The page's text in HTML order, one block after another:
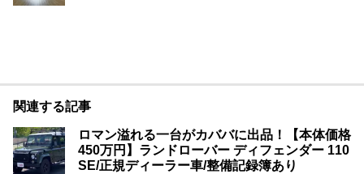
関連する記事
ロマン溢れる一台がカババに出品！【本体価格
450万円】ランドローバー ディフェンダー 110
SE/正規ディーラー車/整備記録簿あり